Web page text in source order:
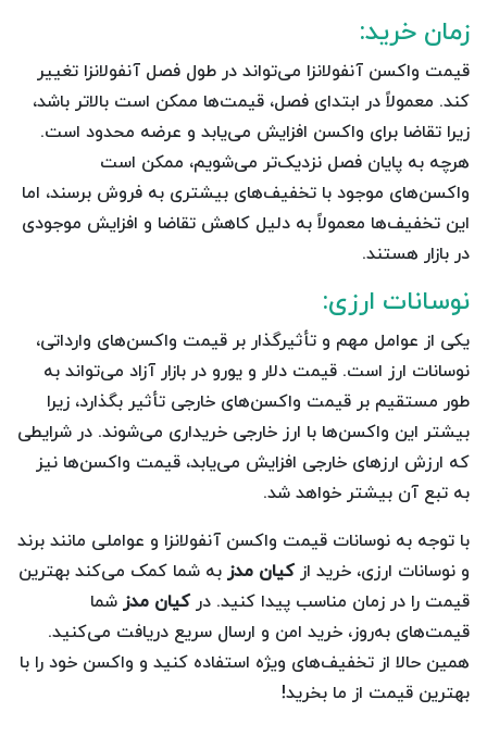
زمان خرید:
قیمت واکسن آنفولانزا می‌تواند در طول فصل آنفولانزا تغییر
کند. معمولاً در ابتدای فصل، قیمت‌ها ممکن است بالاتر باشد،
زیرا تقاضا برای واکسن افزایش می‌یابد و عرضه محدود است.
هرچه به پایان فصل نزدیک‌تر می‌شویم، ممکن است
واکسن‌های موجود با تخفیف‌های بیشتری به فروش برسند، اما
این تخفیف‌ها معمولاً به دلیل کاهش تقاضا و افزایش موجودی
در بازار هستند.
نوسانات ارزی:
یکی از عوامل مهم و تأثیرگذار بر قیمت واکسن‌های وارداتی،
نوسانات ارز است. قیمت دلار و یورو در بازار آزاد می‌تواند به
طور مستقیم بر قیمت واکسن‌های خارجی تأثیر بگذارد، زیرا
بیشتر این واکسن‌ها با ارز خارجی خریداری می‌شوند. در شرایطی
که ارزش ارزهای خارجی افزایش می‌یابد، قیمت واکسن‌ها نیز
به تبع آن بیشتر خواهد شد.
با توجه به نوسانات قیمت واکسن آنفولانزا و عواملی مانند برند
و نوسانات ارزی، خرید ازکیان مدزبه شما کمک می‌کند بهترین
قیمت را در زمان مناسب پیدا کنید. درکیان مدزشما
قیمت‌های به‌روز، خرید امن و ارسال سریع دریافت می‌کنید.
همین حالا از تخفیف‌های ویژه استفاده کنید و واکسن خود را با
بهترین قیمت از ما بخرید!